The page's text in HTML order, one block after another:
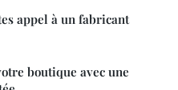
appel à un fabricant
boutique avec une